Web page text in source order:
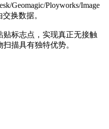
Geomagic/Ployworks/Image
换数据。
贴标志点，实现真正无接触
描具有独特优势。